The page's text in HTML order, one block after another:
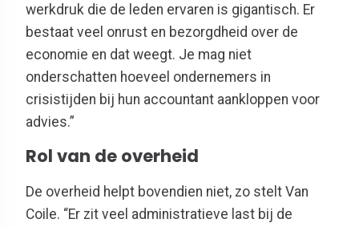
werkdruk die de leden ervaren is gigantisch. Er
bestaat veel onrust en bezorgdheid over de
economie en dat weegt. Je mag niet
onderschatten hoeveel ondernemers in
crisistijden bij hun accountant aankloppen voor
advies.”
Rol van de overheid
De overheid helpt bovendien niet, zo stelt Van
Coile. “Er zit veel administratieve last bij de